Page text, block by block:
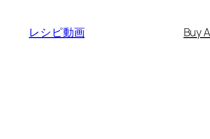
レシピ動画 Buy